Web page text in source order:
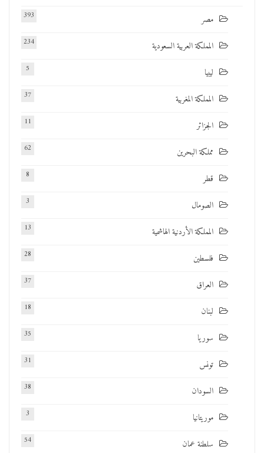
مصر 393
المملكة العربية السعودية 234
ليبيا 5
المملكة المغربية 37
الجزائر 11
مملكة البحرين 62
قطر 8
الصومال 3
المملكة الأردنية الهاشمية 13
فلسطين 28
العراق 37
لبنان 18
سوريا 35
تونس 31
السودان 38
موريتانيا 3
سلطنة عمان 54